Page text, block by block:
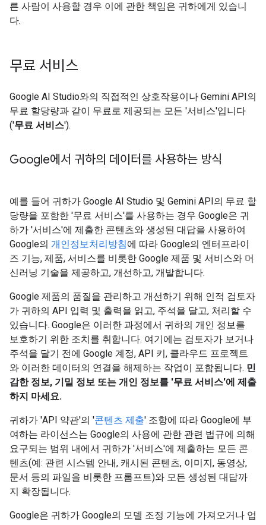
른 사람이 사용할 경우 이에 관한 책임은 귀하에게 있습니
다.
무료 서비스
Google AI Studio와의 직접적인 상호작용이나 Gemini API의
무료 할당량과 같이 무료로 제공되는 모든 '서비스'입니다
('무료 서비스').
Google에서 귀하의 데이터를 사용하는 방식
예를 들어 귀하가 Google AI Studio 및 Gemini API의 무료 할
당량을 포함한 '무료 서비스'를 사용하는 경우 Google은 귀
하가 '서비스'에 제출한 콘텐츠와 생성된 대답을 사용하여
Google의 개인정보처리방침에 따라 Google의 엔터프라이
즈 기능, 제품, 서비스를 비롯한 Google 제품 및 서비스와 머
신러닝 기술을 제공하고, 개선하고, 개발합니다.
Google 제품의 품질을 관리하고 개선하기 위해 인적 검토자
가 귀하의 API 입력 및 출력을 읽고, 주석을 달고, 처리할 수
있습니다. Google은 이러한 과정에서 귀하의 개인 정보를
보호하기 위한 조치를 취합니다. 여기에는 검토자가 보거나
주석을 달기 전에 Google 계정, API 키, 클라우드 프로젝트
와 이러한 데이터의 연결을 해제하는 작업이 포함됩니다. 민
감한 정보, 기밀 정보 또는 개인 정보를 '무료 서비스'에 제출
하지 마세요.
귀하가 'API 약관'의 '콘텐츠 제출' 조항에 따라 Google에 부
여하는 라이선스는 Google의 사용에 관한 관련 법규에 의해
요구되는 범위 내에서 귀하가 '서비스'에 제출하는 모든 콘
텐츠(예: 관련 시스템 안내, 캐시된 콘텐츠, 이미지, 동영상,
문서 등의 파일을 비롯한 프롬프트)와 모든 생성된 대답까
지 확장됩니다.
Google은 귀하가 Google의 모델 조정 기능에 가져오거나 업